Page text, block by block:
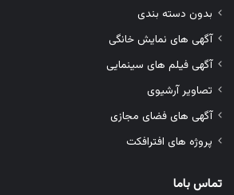
بدون دسته بندی
آگهی های نمایش خانگی
آگهی فیلم های سینمایی
تصاویر آرشیوی
آگهی های فضای مجازی
پروژه های افترافکت
تماس باما